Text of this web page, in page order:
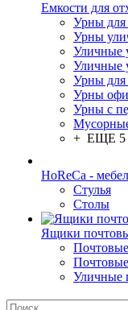
Емкости для
Урны для
Урны
Уличные
Уличные
Урны для
Урны
Урны с
+ ЕЩЕ 5
HoReCa -
Стулья
Столы
Ящики
Уличные